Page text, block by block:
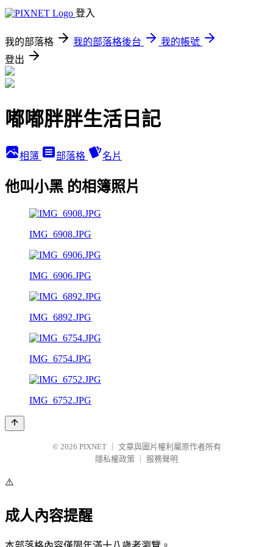
登入
我的部落格 我的部落格後台
我的帳號
登出
嘟嘟胖胖生活日記
相簿 部落格 名片
他叫小黑 的相簿照片
IMG_6908.JPG
IMG_6906.JPG
IMG_6892.JPG
IMG_6754.JPG
IMG_6752.JPG
© 2026 PIXNET
文章與圖片權利屬原作者所有
隱私權政策
服務聲明
⚠️
成人內容提醒